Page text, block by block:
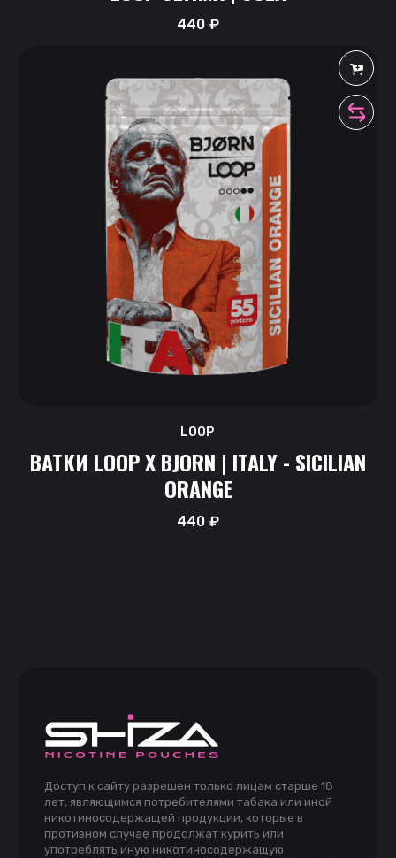
440₽
LOOP
ВАТКИ LOOP X BJORN | ITALY - SICILIAN
ORANGE
440₽
Доступ к сайту разрешен только лицам старше 18
лет, являющимся потребителями табака или иной
никотиносодержащей продукции, которые в
противном случае продолжат курить или
употреблять иную никотиносодержащую